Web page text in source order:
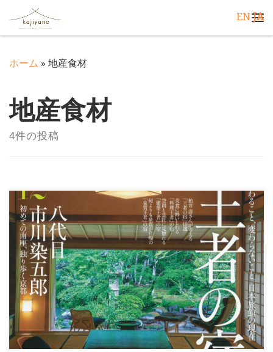
コンテンツへスキップ
ホーム » 地産食材
地産食材
4件の投稿
婦人画報12月号の「王者の宿」という特集で、有馬温
泉の老舗高級旅館「御所坊」さんが取り上げられていま
す。 記事にもありますが、実はこちらの宿 […]
EN JA